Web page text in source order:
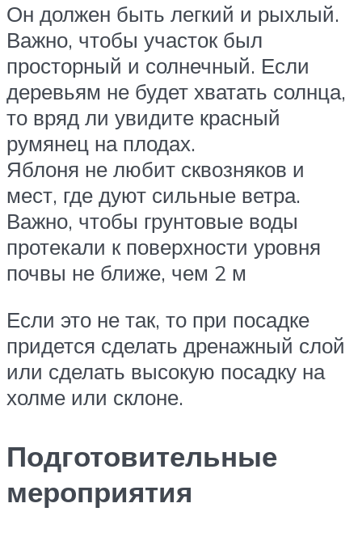
Он должен быть легкий и рыхлый.
Важно, чтобы участок был
просторный и солнечный. Если
деревьям не будет хватать солнца,
то вряд ли увидите красный
румянец на плодах.
Яблоня не любит сквозняков и
мест, где дуют сильные ветра.
Важно, чтобы грунтовые воды
протекали к поверхности уровня
почвы не ближе, чем 2 м
Если это не так, то при посадке
придется сделать дренажный слой
или сделать высокую посадку на
холме или склоне.
Подготовительные
мероприятия